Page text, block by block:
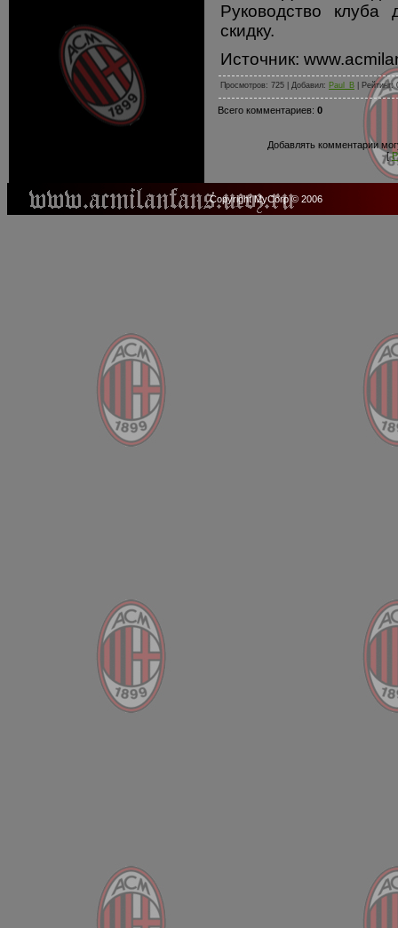
Руководство
скидку.
Источник:
Просмотров: 725 | Добавил: Paul_B |
Всего комментариев: 0
Добавлять комментарии
[
Copyright MyCorp © 2006